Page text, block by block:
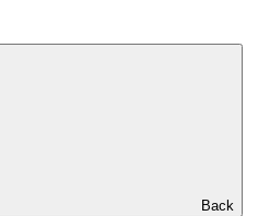
Back